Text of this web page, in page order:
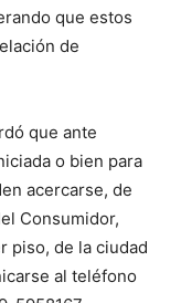
que estos
de
que ante
o bien para
acercarse, de
Consumidor,
piso, de la ciudad
al teléfono